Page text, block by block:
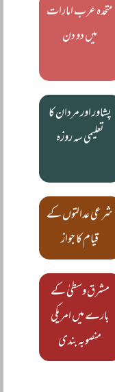
متحدہ عرب امارات
میں دو دن
پشاور اور مردان کا
تعلیمی سہ روزہ
شرعی عدالتوں کے
قیام کا جواز
مشرق وسطیٰ کے
بارے میں امریکی
منصوبہ بندی